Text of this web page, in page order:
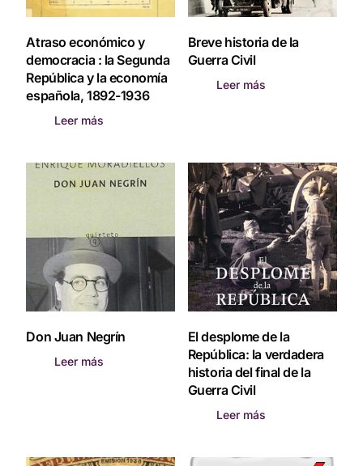
Atraso económico y
democracia : la Segunda
República y la economía
española, 1892-1936
Leer más
Breve historia de la
Guerra Civil
Leer más
Don Juan Negrín
Leer más
El desplome de la
República: la verdadera
historia del final de la
Guerra Civil
Leer más